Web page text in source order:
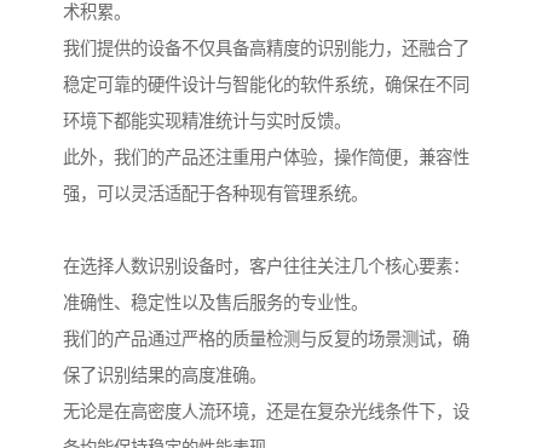
术积累。
我们提供的设备不仅具备高精度的识别能力，还融合了
稳定可靠的硬件设计与智能化的软件系统，确保在不同
环境下都能实现精准统计与实时反馈。
此外，我们的产品还注重用户体验，操作简便，兼容性
强，可以灵活适配于各种现有管理系统。
在选择人数识别设备时，客户往往关注几个核心要素：
准确性、稳定性以及售后服务的专业性。
我们的产品通过严格的质量检测与反复的场景测试，确
保了识别结果的高度准确。
无论是在高密度人流环境，还是在复杂光线条件下，设